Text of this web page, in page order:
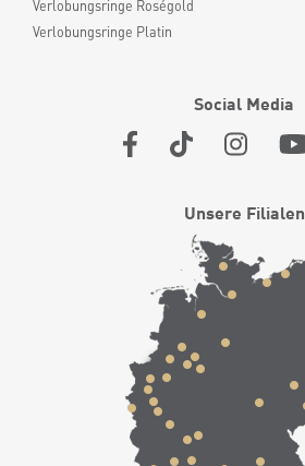
Verlobungsringe Roségold
Verlobungsringe Platin
Social Media
Unsere Filialen